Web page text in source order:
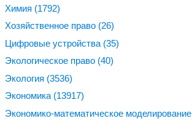
Химия (1792)
Хозяйственное право (26)
Цифровые устройства (35)
Экологическое право (40)
Экология (3536)
Экономика (13917)
Экономико-математическое моделирование